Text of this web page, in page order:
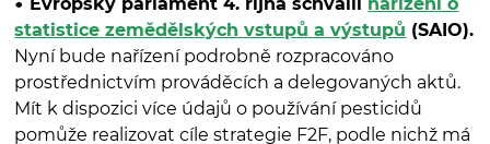
statistice zemědělských vstupů a výstupů (SAIO).
Nyní bude nařízení podrobně rozpracováno
prostřednictvím prováděcích a delegovaných aktů.
Mít k dispozici více údajů o používání pesticidů
pomůže realizovat cíle strategie F2F, podle nichž má